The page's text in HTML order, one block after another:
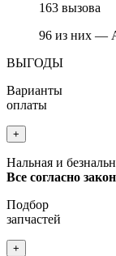
163 вызова
96 из них —
ВЫГОДЫ
Варианты
оплаты
+
Нальная и
Все согласно
Подбор
запчастей
+